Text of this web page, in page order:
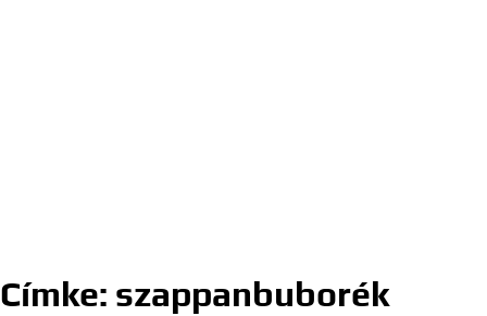
Címke: szappanbuborék